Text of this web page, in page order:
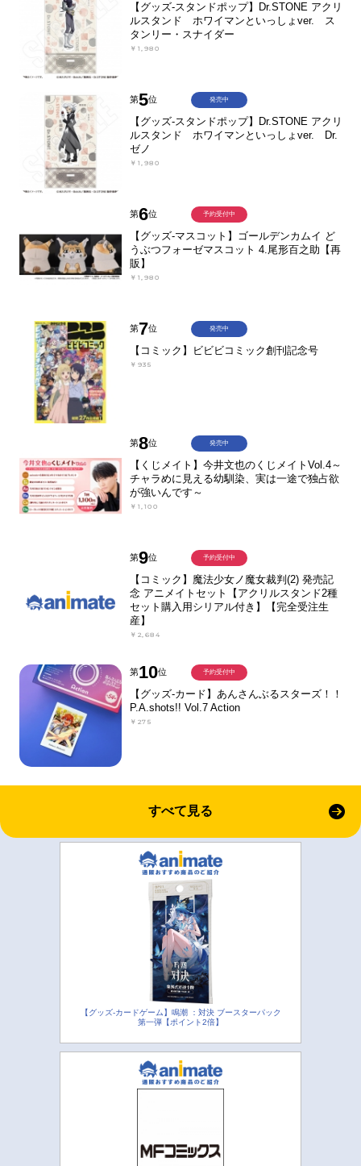
【グッズ-スタンドポップ】Dr.STONE アクリ
ルスタンド ホワイマンといっしょver. ス
タンリー・スナイダー
￥1,980
第5位
【グッズ-スタンドポップ】Dr.STONE アクリ
ルスタンド ホワイマンといっしょver. Dr.
ゼノ
￥1,980
発売中
第6位
【グッズ-マスコット】ゴールデンカムイ ど
うぶつフォーゼマスコット 4.尾形百之助【再
販】
￥1,980
予約受付中
第7位
【コミック】ビビビコミック創刊記念号
￥935
発売中
第8位
【くじメイト】今井文也のくじメイトVol.4～
チャラめに見える幼馴染、実は一途で独占欲
が強いんです～
￥1,100
発売中
第9位
【コミック】魔法少女ノ魔女裁判(2) 発売記
念 アニメイトセット【アクリルスタンド2種
セット購入用シリアル付き】【完全受注生
産】
￥2,684
予約受付中
第10位
【グッズ-カード】あんさんぶるスターズ！！
P.A.shots!! Vol.7 Action
￥275
予約受付中
すべて見る
【グッズ-カードゲーム】鳴潮 ：対決 ブースターパック
第一弾【ポイント2倍】